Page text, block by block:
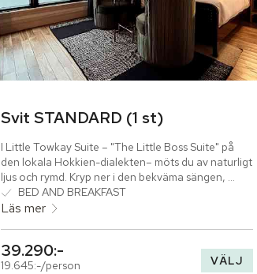
Svit STANDARD (1 st)
I Little Towkay Suite – "The Little Boss Suite" på
den lokala Hokkien-dialekten– möts du av naturligt
ljus och rymd. Kryp ner i den bekväma sängen,
bäddad i mjuka linnelakan och njut av en skön natts
sömn.
BED AND BREAKFAST
Läs mer
39.290:-
19.645:-/person VÄLJ